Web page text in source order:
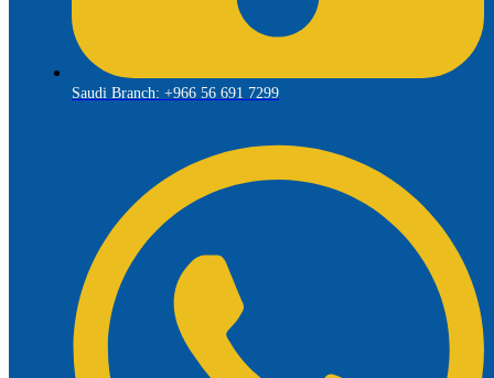
Saudi Branch: +966 56 691 7299